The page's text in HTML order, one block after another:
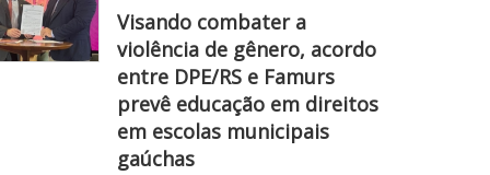
Visando combater a
violência de gênero, acordo
entre DPE/RS e Famurs
prevê educação em direitos
em escolas municipais
gaúchas